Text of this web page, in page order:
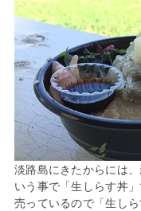
淡路島にきたからには
いう事で「生しらす丼
売っているので「生しら